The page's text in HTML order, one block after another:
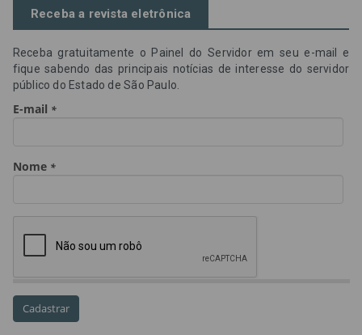
credores prioritários Dia do Servidor Público
Dia dos Professores expediente
precatórios precatórios prioritários
Taxa Referencial
Receba a revista eletrônica
Receba gratuitamente o Painel do Servidor em seu e-mail e
fique sabendo das principais notícias de interesse do servidor
público do Estado de São Paulo.